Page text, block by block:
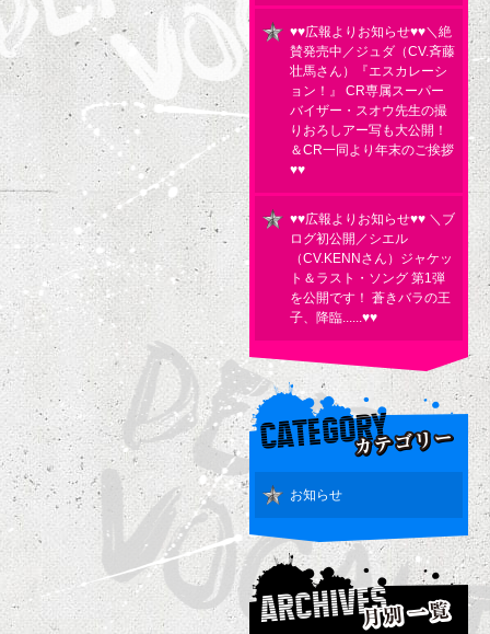
♥♥広報よりお知らせ♥♥＼絶
賛発売中／ジュダ（CV.斉藤
壮馬さん）『エスカレーシ
ョン！』 CR専属スーパー
バイザー・スオウ先生の撮
りおろしアー写も大公開！
＆CR一同より年末のご挨拶
♥♥
♥♥広報よりお知らせ♥♥ ＼ブ
ログ初公開／シエル
（CV.KENNさん）ジャケッ
ト＆ラスト・ソング 第1弾
を公開です！ 蒼きバラの王
子、降臨......♥♥
お知らせ